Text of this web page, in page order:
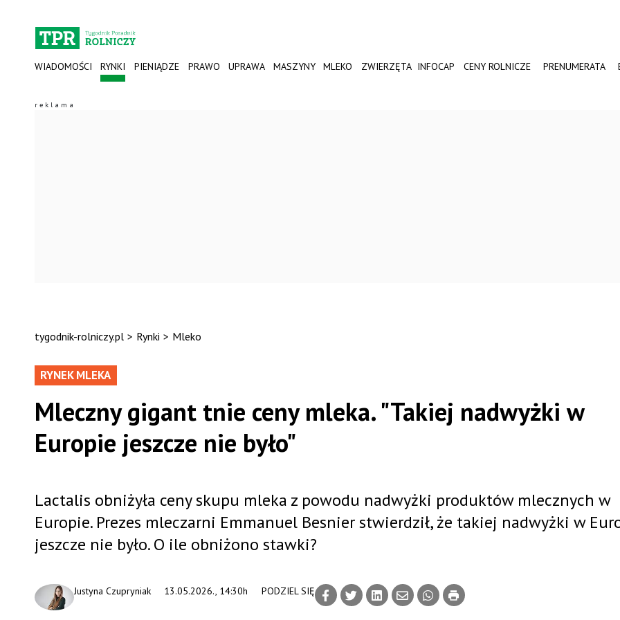
WIADOMOŚCI RYNKI PIENIĄDZE PRAWO UPRAWA MASZYNY MLEKO ZWIERZĘTA INFOCAP CENY ROLNICZE PRENUMERATA
tygodnik-rolniczy.pl > Rynki > Mleko
RYNEK MLEKA
Mleczny gigant tnie ceny mleka. "Takiej nadwyżki w
Europie jeszcze nie było"
13.05.2026., 14:30h
Justyna Czupryniak PODZIEL SIĘ
Lactalis obniżyła ceny skupu mleka z powodu nadwyżki produktów mlecznych w
Europie. Prezes mleczarni Emmanuel Besnier stwierdził, że takiej nadwyżki w
jeszcze nie było. O ile obniżono stawki?